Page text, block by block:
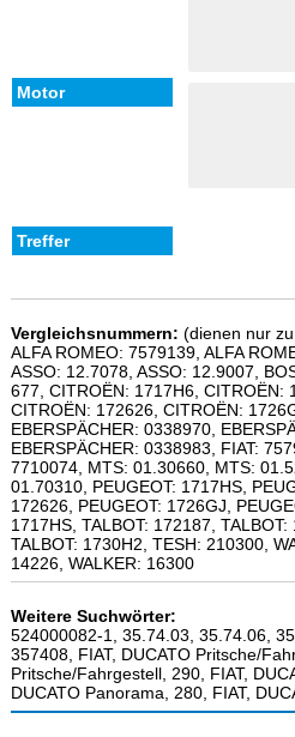
Vergleichsnummern: (dienen nur
ALFA ROMEO: 7579139, ALFA
ASSO: 12.7078, ASSO: 12.9007,
677, CITROËN: 1717H6, CITROËN:
CITROËN: 172626, CITROËN:
EBERSPÄCHER: 0338970,
EBERSPÄCHER: 0338983, FIAT:
7710074, MTS: 01.30660, MTS:
01.70310, PEUGEOT: 1717HS,
172626, PEUGEOT: 1726GJ,
1717HS, TALBOT: 172187,
TALBOT: 1730H2, TESH: 210300,
14226, WALKER: 16300
Weitere Suchwörter:
524000082-1, 35.74.03, 35.74.06,
357408, FIAT, DUCATO Pritsche/
Pritsche/Fahrgestell, 290, FIAT,
DUCATO Panorama, 280, FIAT,